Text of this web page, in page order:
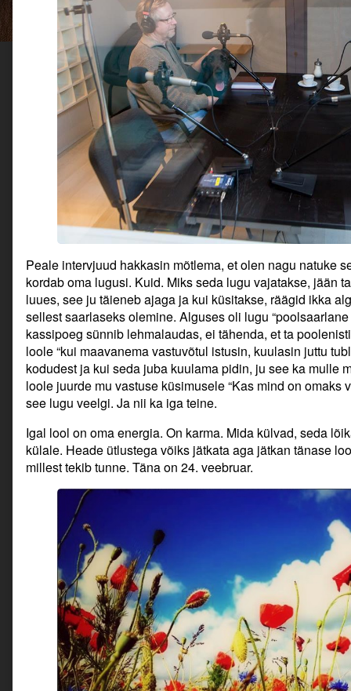
Peale intervjuud hakkasin mõtlema, et olen nagu natuke
kordab oma lugusi. Kuid. Miks seda lugu vajatakse, jään
luues, see ju täieneb ajaga ja kui küsitakse, räägid ikka
sellest saarlaseks olemine. Alguses oli lugu
kassipoeg sünnib lehmalaudas, ei tähenda, et ta
loole “kui maavanema vastuvõtul istusin, kuulasin juttu
kodudest ja kui seda juba kuulama pidin, ju see ka mulle
loole juurde mu vastuse küsimusele “Kas mind on omaks
see lugu veelgi. Ja nii ka iga teine.
Igal lool on oma energia. On karma. Mida külvad, seda
külale. Heade ütlustega võiks jätkata aga jätkan tänase
millest tekib tunne. Täna on 24. veebruar.